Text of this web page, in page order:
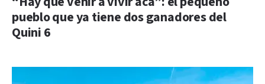
pueblo que ya tiene dos ganadores del
Quini 6